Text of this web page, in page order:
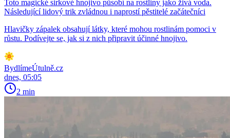
Toto magické sirkové hnojivo působí na rostliny jako živá voda.
Následující lidový trik zvládnou i naprostí pěstitelé začátečníci
Hlavičky zápalek obsahují látky, které mohou rostlinám pomoci v
růstu. Podívejte se, jak si z nich připravit účinné hnojivo.
BydlímeÚtulně.cz
dnes, 05:05
2 min